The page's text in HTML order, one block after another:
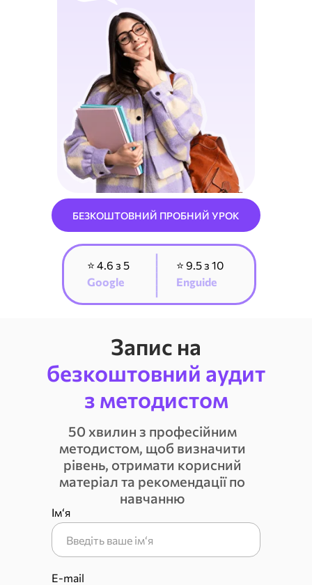
⭐ 4.6 з 5
Google
⭐ 9.5 з 10
Enguide
БЕЗКОШТОВНИЙ ПРОБНИЙ УРОК
Запис на
безкоштовний аудит
з методистом
50 хвилин з професійним
методистом, щоб визначити
рівень, отримати корисний
матеріал та рекомендації по
навчанню
Ім‘я
E-mail